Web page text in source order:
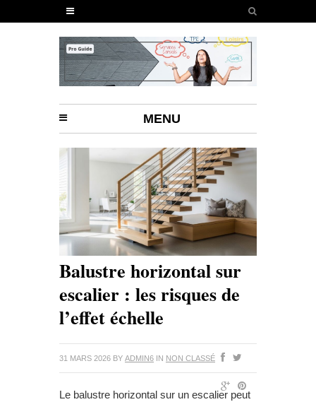
MENU
Balustre horizontal sur
escalier : les risques de
l’effet échelle
31 MARS 2026 BY ADMIN6 IN NON CLASSÉ
Le balustre horizontal sur un escalier peut